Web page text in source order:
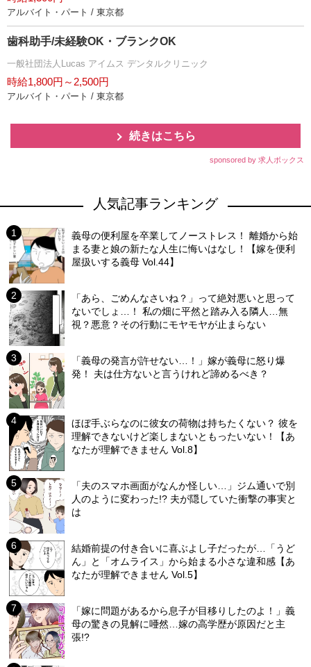
アルバイト・パート / 東京都
歯科助手/未経験OK・ブランクOK
一般社団法人Lucas アイムス デンタルクリニック
時給1,800円～2,500円
アルバイト・パート / 東京都
続きはこちら
sponsored by 求人ボックス
人気記事ランキング
義母の便利屋を卒業してノーストレス！ 離婚から始
まる妻と娘の新たな人生に悔いはなし！【嫁を便利
屋扱いする義母 Vol.44】
「あら、ごめんなさいね？」って絶対悪いと思って
ないでしょ…！ 私の畑に平然と踏み入る隣人…無
視？悪意？その行動にモヤモヤが止まらない
「義母の発言が許せない…！」嫁が義母に怒り爆
発！ 夫は仕方ないと言うけれど諦めるべき？
ほぼ手ぶらなのに彼女の荷物は持ちたくない？ 彼を
理解できないけど楽しまないともったいない！【あ
なたが理解できません Vol.8】
「夫のスマホ画面がなんか怪しい…」ジム通いで別
人のように変わった!? 夫が隠していた衝撃の事実と
は
結婚前提の付き合いに喜ぶよし子だったが…「うど
ん」と「オムライス」から始まる小さな違和感【あ
なたが理解できません Vol.5】
「嫁に問題があるから息子が目移りしたのよ！」義
母の驚きの見解に唖然…嫁の高学歴が原因だと主
張!?